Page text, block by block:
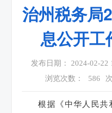
治州税务局
息公开工
发布日期： 2024-02-22
浏览次数：
586 次
根据《中华人民共